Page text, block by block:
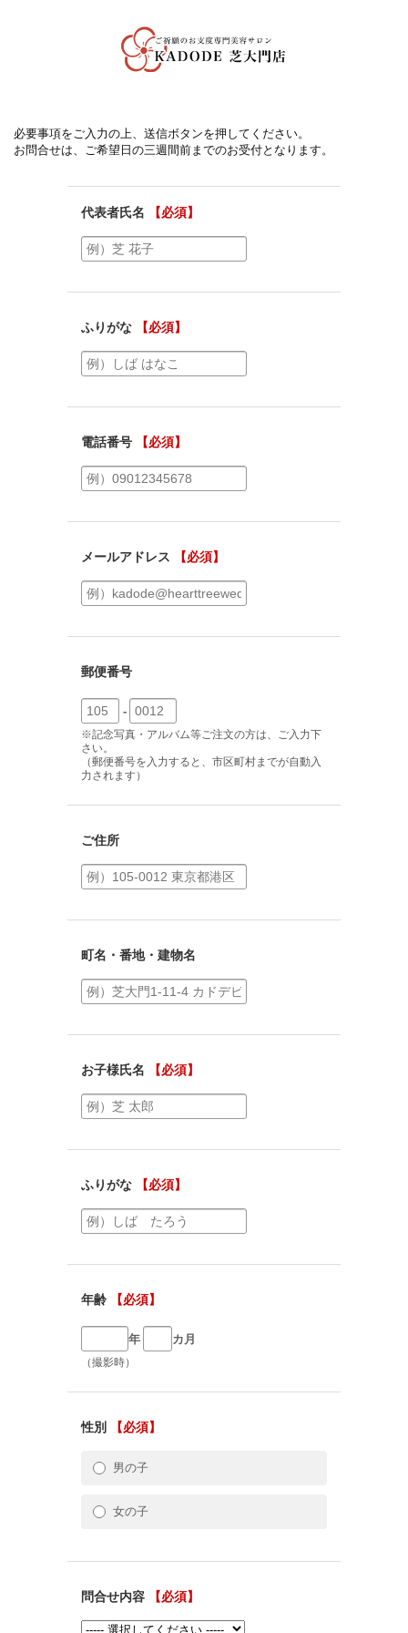
必要事項をご入力の上、送信ボタンを押してください。
お問合せは、ご希望日の三週間前までのお受付となります。
代表者氏名 【必須】
ふりがな 【必須】
電話番号 【必須】
メールアドレス 【必須】
郵便番号
-
※記念写真・アルバム等ご注文の方は、ご入力下
さい。
（郵便番号を入力すると、市区町村までが自動入
力されます）
ご住所
町名・番地・建物名
お子様氏名 【必須】
ふりがな 【必須】
年齢 【必須】
年 カ月
（撮影時）
性別 【必須】
男の子
女の子
問合せ内容 【必須】